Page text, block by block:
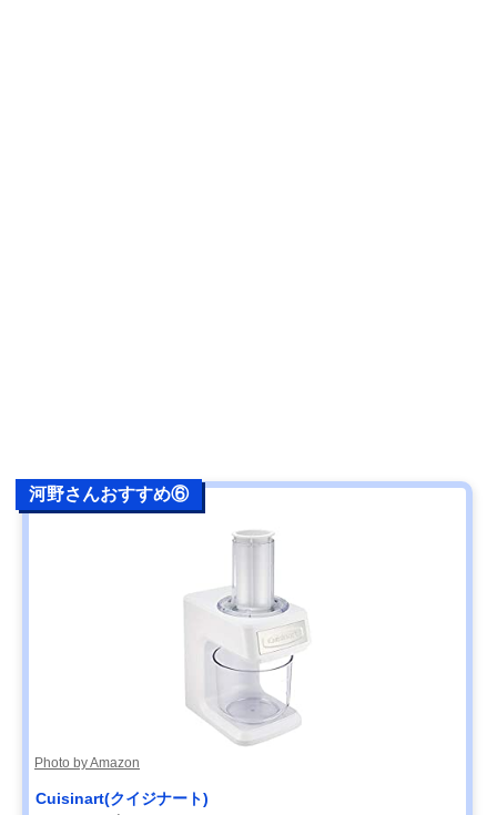
河野さんおすすめ⑥
Photo by Amazon
‎Cuisinart(クイジナート)